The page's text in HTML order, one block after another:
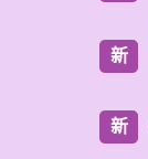
新
新